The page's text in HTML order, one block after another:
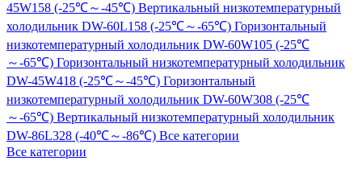
45W158 (-25℃～-45℃) Вертикальный низкотемпературный
холодильник DW-60L158 (-25℃～-65℃) Горизонтальный
низкотемпературный холодильник DW-60W105 (-25℃
～-65℃) Горизонтальный низкотемпературный холодильник
DW-45W418 (-25℃～-45℃) Горизонтальный
низкотемпературный холодильник DW-60W308 (-25℃
～-65℃) Вертикальный низкотемпературный холодильник
DW-86L328 (-40℃～-86℃) Все категории
Все категории